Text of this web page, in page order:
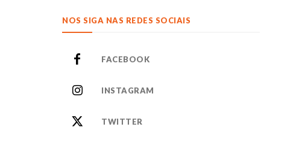
NOS SIGA NAS REDES SOCIAIS
FACEBOOK
INSTAGRAM
TWITTER